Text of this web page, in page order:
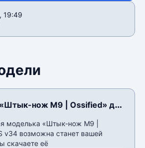
19:49
нож M9 | Ossified» для
моделька «Штык-нож M9 |
v34 возможна станет вашей
скачаете её